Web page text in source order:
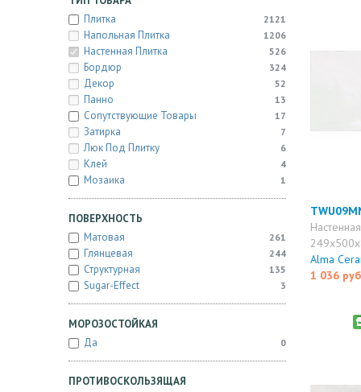
Плитка
2121
Напольная Плитка 1206
Настенная Плитка 526
Бордюр 324
Декор 52
Панно 13
Сопутствующие Товары 17
Затирка 7
Люк Под Плитку 6
Клей 4
Мозаика 1
ПОВЕРХНОСТЬ
Матовая
261
Глянцевая 244
Структурная 135
Sugar-Effect 3
МОРОЗОСТОЙКАЯ
Да
0
ПРОТИВОСКОЛЬЗЯЩАЯ
Alma
1 036